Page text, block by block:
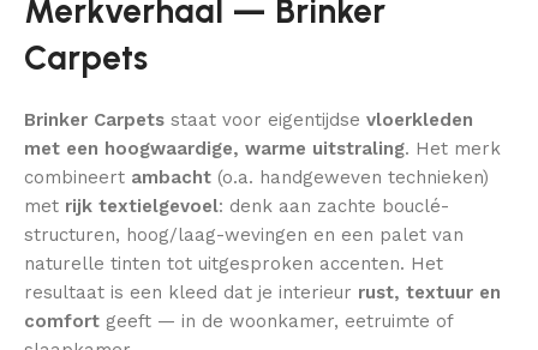
Merkverhaal — Brinker
Carpets
Brinker Carpets staat voor eigentijdse vloerkleden
met een hoogwaardige, warme uitstraling. Het merk
combineert ambacht (o.a. handgeweven technieken)
met rijk textielgevoel: denk aan zachte bouclé-
structuren, hoog/laag-wevingen en een palet van
naturelle tinten tot uitgesproken accenten. Het
resultaat is een kleed dat je interieur rust, textuur en
comfort geeft — in de woonkamer, eetruimte of